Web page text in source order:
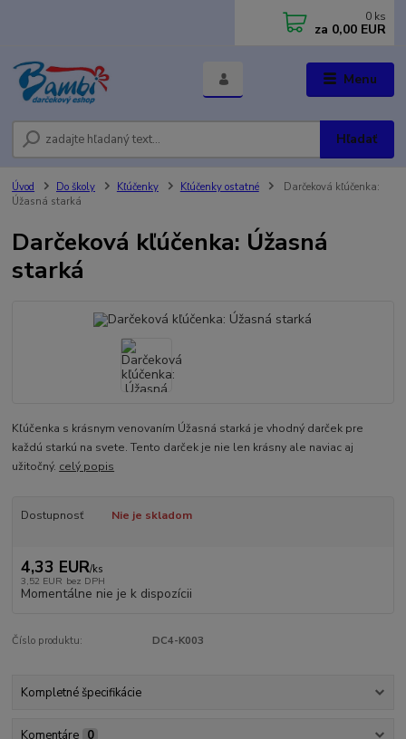
Menu
Hľadať
0 ks
za 0,00 EUR
Úvod Do školy Kľúčenky Kľúčenky ostatné
Darčeková kľúčenka:
Úžasná starká
Darčeková kľúčenka: Úžasná
starká
Kľúčenka s krásnym venovaním Úžasná starká je vhodný darček pre
každú starkú na svete. Tento darček je nie len krásny ale naviac aj
užitočný. celý popis
Dostupnosť Nie je skladom
4,33 EUR/ks
3,52 EUR bez DPH
Momentálne nie je k dispozícii
Číslo produktu: DC4-K003
Kompletné špecifikácie